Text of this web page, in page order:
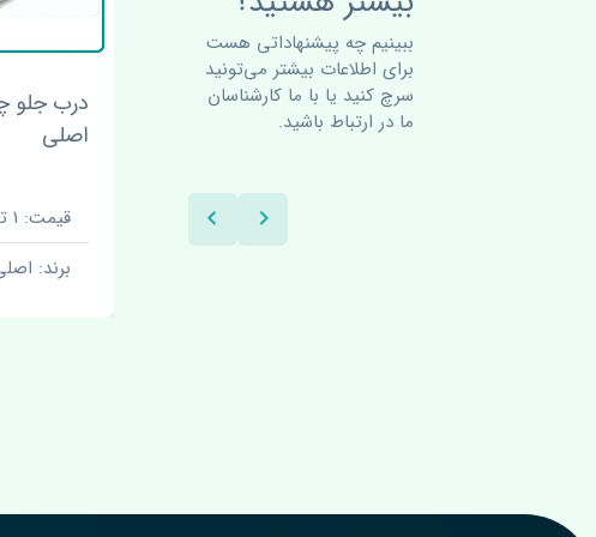
ببینیم چه پیشنهاداتی هست
برای اطلاعات بیشتر می‌تونید
سرچ کنید یا با ما کارشناسان
ما در ارتباط باشید.
درب جلو چپ برلیانس H330
اصلی
گلگیر
H330 اصلی
قیمت: 1 تومان
برند: